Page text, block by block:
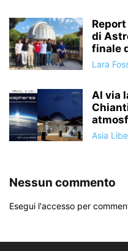
di
finale
Lara
Al via
Asia
Nessun commento
Esegui l'accesso per